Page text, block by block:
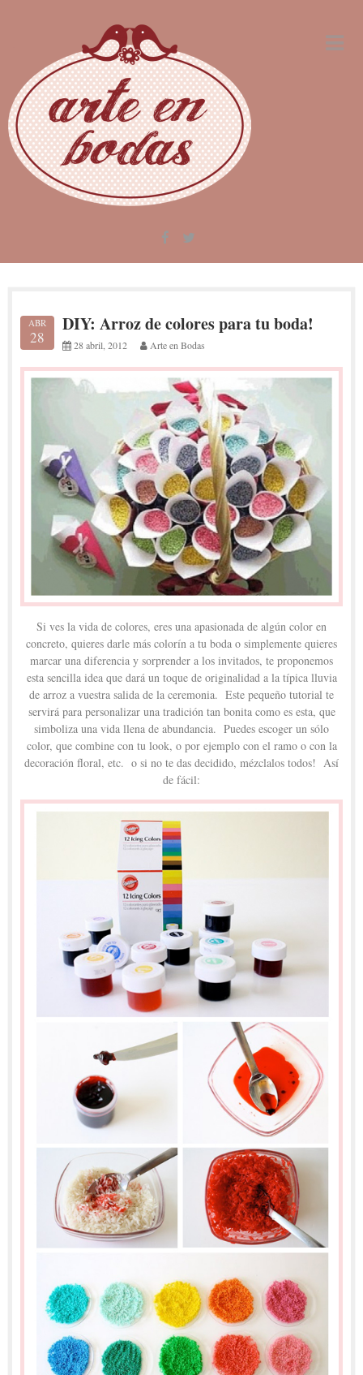
ABR
28
DIY: Arroz de colores para tu boda!
28 abril, 2012 Arte en Bodas
Si ves la vida de colores, eres una apasionada de algún color en
concreto, quieres darle más colorín a tu boda o simplemente quieres
marcar una diferencia y sorprender a los invitados, te proponemos
esta sencilla idea que dará un toque de originalidad a la típica lluvia
de arroz a vuestra salida de la ceremonia. Este pequeño tutorial te
servirá para personalizar una tradición tan bonita como es esta, que
simboliza una vida llena de abundancia. Puedes escoger un sólo
color, que combine con tu look, o por ejemplo con el ramo o con la
decoración floral, etc. o si no te das decidido, mézclalos todos! Así
de fácil: